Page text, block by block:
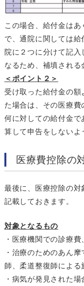
この場合、給付金は
で、通院に関しては
院に２つに分けて記
なるため、補填される
＜ポイント２＞
受け取った給付金の
た場合は、その医療費
何に対しての給付金
算して申告をしないよ
医療費控除の
最後に、医療控除の
記載しておきます。
対象となるもの
・医療機関での診療
・治療のためのあん
師、柔道整復師による
・病気が発見された